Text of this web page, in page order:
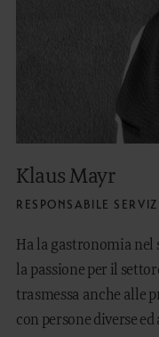
Klaus Mayr
RESPONSABILE
Ha la gastronomia nel
la passione per il
trasmessa anche alle
con persone diverse